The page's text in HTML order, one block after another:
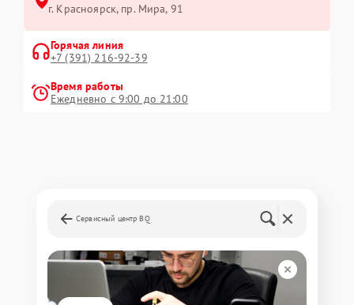
г. Красноярск, ​пр. Мира, 91
Горячая линия
+7 (391) 216-92-39
Время работы
Ежедневно с 9:00 до 21:00
Сервисный центр BQ